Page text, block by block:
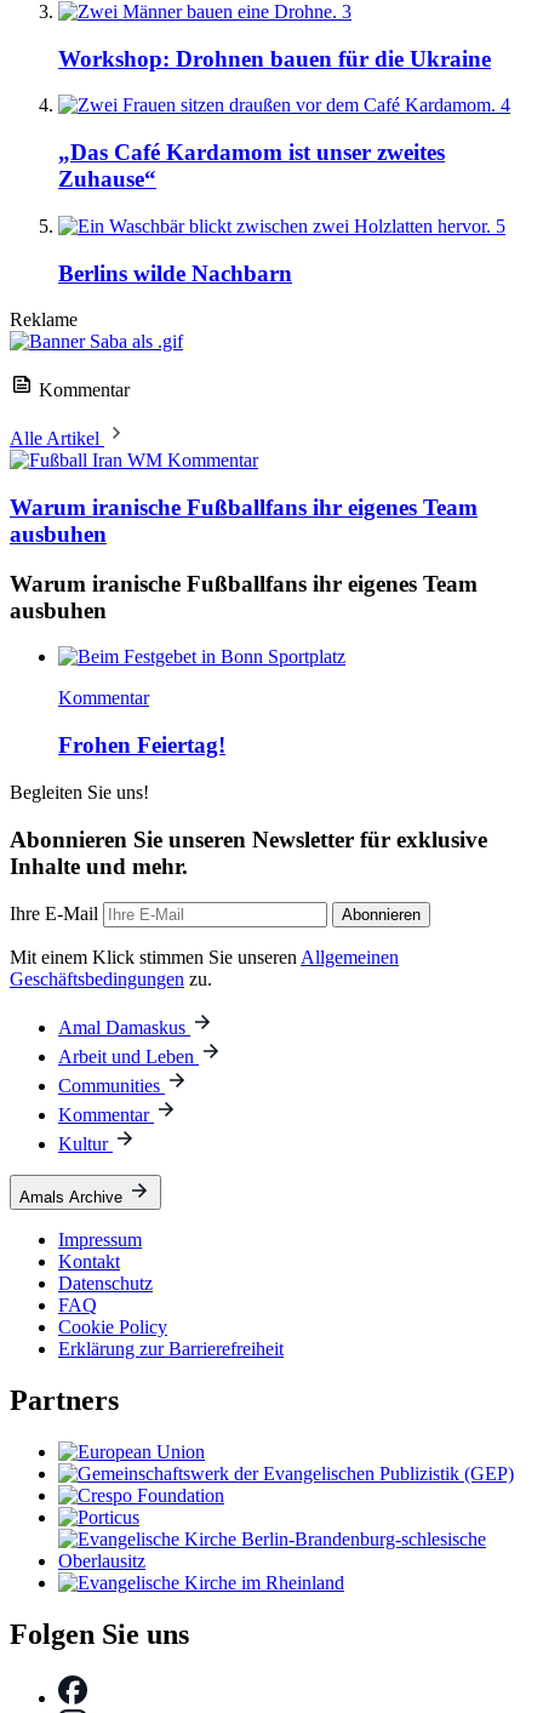
3
Workshop: Drohnen bauen für die Ukraine
4
„Das Café Kardamom ist unser zweites
Zuhause“
5
Berlins wilde Nachbarn
Reklame
Kommentar
Alle Artikel
Kommentar
Warum iranische Fußballfans ihr eigenes Team
ausbuhen
Warum iranische Fußballfans ihr eigenes Team
ausbuhen
Kommentar
Frohen Feiertag!
Begleiten Sie uns!
Abonnieren Sie unseren Newsletter für exklusive
Inhalte und mehr.
Ihre E-Mail Abonnieren
Mit einem Klick stimmen Sie unseren Allgemeinen
Geschäftsbedingungen zu.
Amal Damaskus
Arbeit und Leben
Communities
Kommentar
Kultur
Amals Archive
Impressum
Kontakt
Datenschutz
FAQ
Cookie Policy
Erklärung zur Barrierefreiheit
Partners
Folgen Sie uns